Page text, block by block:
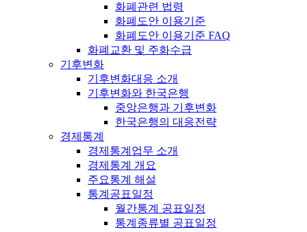
화폐관련 법령
화폐도안 이용기준
화폐도안 이용기준 FAQ
화폐교환 및 주화수급
기후변화
기후변화대응 소개
기후변화와 한국은행
중앙은행과 기후변화
한국은행의 대응전략
경제통계
경제통계업무 소개
경제통계 개요
주요통계 해설
통계공표일정
월간통계 공표일정
통계종류별 공표일정